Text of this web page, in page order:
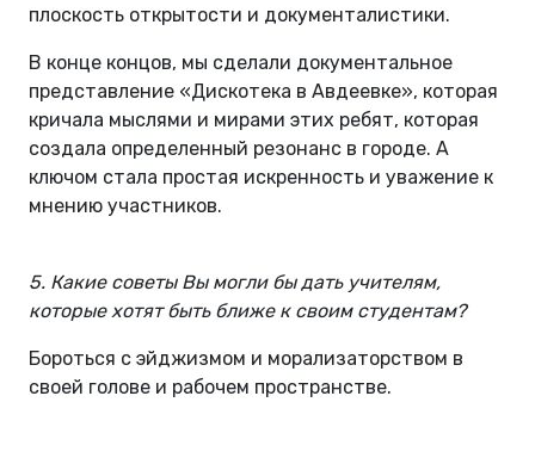
плоскость открытости и документалистики.
В конце концов, мы сделали документальное
представление «Дискотека в Авдеевке», которая
кричала мыслями и мирами этих ребят, которая
создала определенный резонанс в городе. А
ключом стала простая искренность и уважение к
мнению участников.
5. Какие советы Вы могли бы дать учителям,
которые хотят быть ближе к своим студентам?
Бороться с эйджизмом и морализаторством в
своей голове и рабочем пространстве.